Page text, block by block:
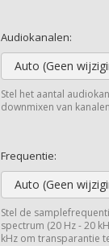
Audiokanalen:
Auto (Geen
Stel het aantal
downmixen van
Frequentie:
Auto (Geen
Stel de
spectrum (20 Hz - 20
kHz om transparantie